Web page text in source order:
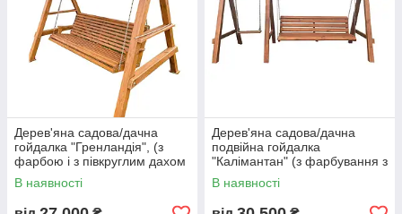
Дерев'яна садова/дачна
гойдалка "Гренландія", (з
фарбою і з півкруглим дахом
ПВХ)
В наявності
Дерев'яна садова/дачна
подвійна гойдалка
"Калімантан" (з фарбування з
міцного бруса 100 на 100
мм)
В наявності